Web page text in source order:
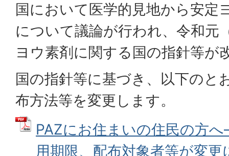
国において医学的見地から安定
について議論が行われ、令和元
ヨウ素剤に関する国の指針等が
国の指針等に基づき、以下のと
布方法等を変更します。
PAZにお住まいの住民の方
用期限、配布対象者等が変